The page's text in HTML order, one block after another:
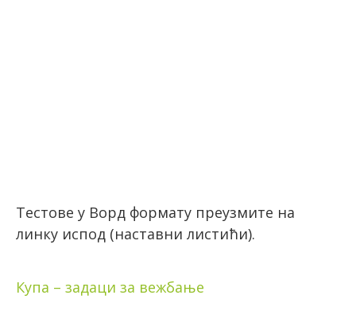
Тестове у Ворд формату преузмите на
линку испод (наставни листићи).
Купа – задаци за вежбање